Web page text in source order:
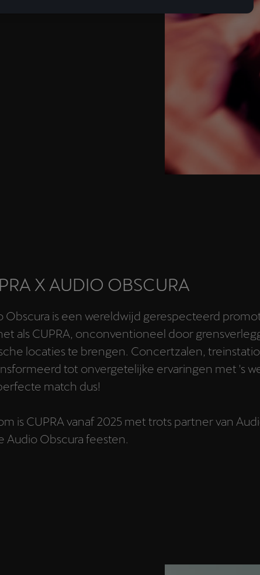
X AUDIO OBSCURA
Obscura is een wereldwijd gerespecteerd
als CUPRA, onconventioneel door
locaties te brengen. Concertzalen,
tot onvergetelijke ervaringen met 's
match dus!
is CUPRA vanaf 2025 met trots partner van
Audio Obscura feesten.